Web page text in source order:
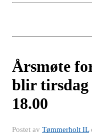
Årsmøte
blir tirsdag
18.00
Postet av Tømmerholt IL